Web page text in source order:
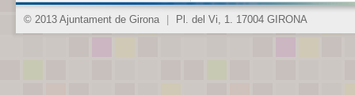
© 2013 Ajuntament de Girona Pl. del Vi, 1. 17004 GIRONA